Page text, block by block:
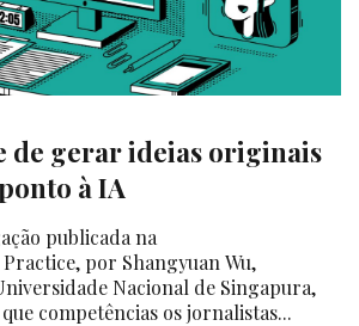
de gerar ideias originais
à IA
publicada na
por Shangyuan Wu,
Nacional de Singapura,
competências os jornalistas...